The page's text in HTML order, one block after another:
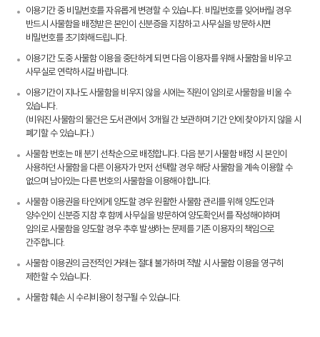
이용기간 중 비밀번호를 자유롭게 변경할 수 있습니다. 비밀번호를 잊어버릴 경우
반드시 사물함을 배정받은 본인이 신분증을 지참하고 사무실을 방문하시면
비밀번호를 초기화해드립니다.
이용기간 도중 사물함 이용을 중단하게 되면 다음 이용자를 위해 사물함을 비우고
사무실로 연락하시길 바랍니다.
이용기간이 지나도 사물함을 비우지 않을 시에는 직원이 임의로 사물함을 비울 수
있습니다.
(비워진 사물함의 물건은 도서관에서 3개월 간 보관하며 기간 안에 찾아가지 않을 시
폐기할 수 있습니다.)
사물함 번호는 매 분기 선착순으로 배정합니다. 다음 분기 사물함 배정 시 본인이
사용하던 사물함을 다른 이용자가 먼저 선택할 경우 해당 사물함을 계속 이용할 수
없으며 남아있는 다른 번호의 사물함을 이용해야 합니다.
사물함 이용권을 타인에게 양도할 경우 원활한 사물함 관리를 위해 양도인과
양수인이 신분증 지참 후 함께 사무실을 방문하여 양도확인서를 작성해야하며
임의로 사물함을 양도할 경우 추후 발생하는 문제를 기존 이용자의 책임으로
간주합니다.
사물함 이용권의 금전적인 거래는 절대 불가하며 적발 시 사물함 이용을 영구히
제한할 수 있습니다.
사물함 훼손 시 수리비용이 청구될 수 있습니다.